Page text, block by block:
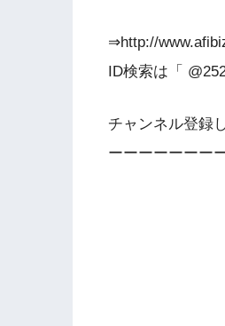
⇒http://
ID検索は「
チャンネル登録
ーーーーーーー